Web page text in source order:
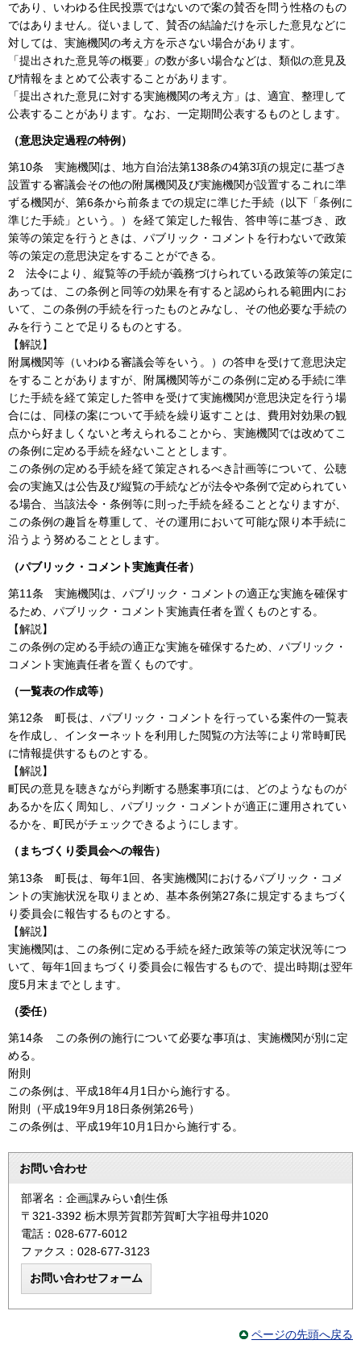
であり、いわゆる住民投票ではないので案の賛否を問う性格のもの
ではありません。従いまして、賛否の結論だけを示した意見などに
対しては、実施機関の考え方を示さない場合があります。
「提出された意見等の概要」の数が多い場合などは、類似の意見及
び情報をまとめて公表することがあります。
「提出された意見に対する実施機関の考え方」は、適宜、整理して
公表することがあります。なお、一定期間公表するものとします。
（意思決定過程の特例）
第10条
実施機関は、地方自治法第138条の4第3項の規定に基づき
設置する審議会その他の附属機関及び実施機関が設置するこれに準
ずる機関が、第6条から前条までの規定に準じた手続（以下「条例に
準じた手続」という。）を経て策定した報告、答申等に基づき、政
策等の策定を行うときは、パブリック・コメントを行わないで政策
等の策定の意思決定をすることができる。
2
法令により、縦覧等の手続が義務づけられている政策等の策定に
あっては、この条例と同等の効果を有すると認められる範囲内にお
いて、この条例の手続を行ったものとみなし、その他必要な手続の
みを行うことで足りるものとする。
【解説】
附属機関等（いわゆる審議会等をいう。）の答申を受けて意思決定
をすることがありますが、附属機関等がこの条例に定める手続に準
じた手続を経て策定した答申を受けて実施機関が意思決定を行う場
合には、同様の案について手続を繰り返すことは、費用対効果の観
点から好ましくないと考えられることから、実施機関では改めてこ
の条例に定める手続を経ないこととします。
この条例の定める手続を経て策定されるべき計画等について、公聴
会の実施又は公告及び縦覧の手続などが法令や条例で定められてい
る場合、当該法令・条例等に則った手続を経ることとなりますが、
この条例の趣旨を尊重して、その運用において可能な限り本手続に
沿うよう努めることとします。
（パブリック・コメント実施責任者）
第11条
実施機関は、パブリック・コメントの適正な実施を確保す
るため、パブリック・コメント実施責任者を置くものとする。
【解説】
この条例の定める手続の適正な実施を確保するため、パブリック・
コメント実施責任者を置くものです。
（一覧表の作成等）
第12条
町長は、パブリック・コメントを行っている案件の一覧表
を作成し、インターネットを利用した閲覧の方法等により常時町民
に情報提供するものとする。
【解説】
町民の意見を聴きながら判断する懸案事項には、どのようなものが
あるかを広く周知し、パブリック・コメントが適正に運用されてい
るかを、町民がチェックできるようにします。
（まちづくり委員会への報告）
第13条
町長は、毎年1回、各実施機関におけるパブリック・コメ
ントの実施状況を取りまとめ、基本条例第27条に規定するまちづく
り委員会に報告するものとする。
【解説】
実施機関は、この条例に定める手続を経た政策等の策定状況等につ
いて、毎年1回まちづくり委員会に報告するもので、提出時期は翌年
度5月末までとします。
（委任）
第14条
この条例の施行について必要な事項は、実施機関が別に定
める。
附則
この条例は、平成18年4月1日から施行する。
附則（平成19年9月18日条例第26号）
この条例は、平成19年10月1日から施行する。
お問い合わせ
部署名：企画課みらい創生係
〒321-3392 栃木県芳賀郡芳賀町大字祖母井1020
電話：028-677-6012
ファクス：028-677-3123
ページの先頭へ戻る